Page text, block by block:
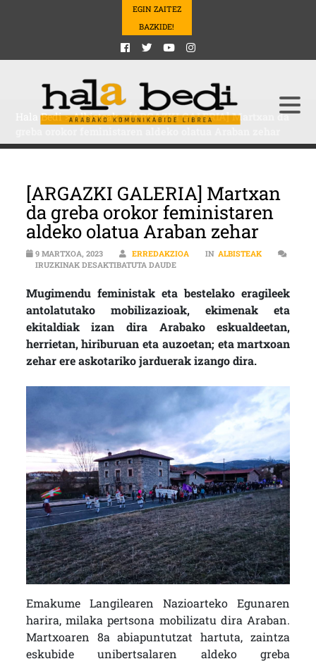
EGIN ZAITEZ
BAZKIDE!
Hala Bedi>Albisteak>[ARGAZKI GALERIA] Martxan da
[ARGAZKI GALERIA] Martxan
da greba orokor feministaren
aldeko olatua Araban zehar
9 MARTXOA, 2023 ERREDAKZIOA IN ALBISTEAK
IRUZKINAK DESAKTIBATUTA DAUDE[ARGAZKI GALERIA] MARTXAN DA
Mugimendu feministak eta bestelako eragileek
antolatutako mobilizazioak, ekimenak eta
ekitaldiak izan dira Arabako eskualdeetan,
herrietan, hiriburuan eta auzoetan; eta martxoan
zehar ere askotariko jarduerak izango dira.
Emakume Langilearen Nazioarteko Egunaren
harira, milaka pertsona mobilizatu dira Araban.
Martxoaren 8a abiapuntutzat hartuta, zaintza
eskubide unibertsalaren aldeko greba